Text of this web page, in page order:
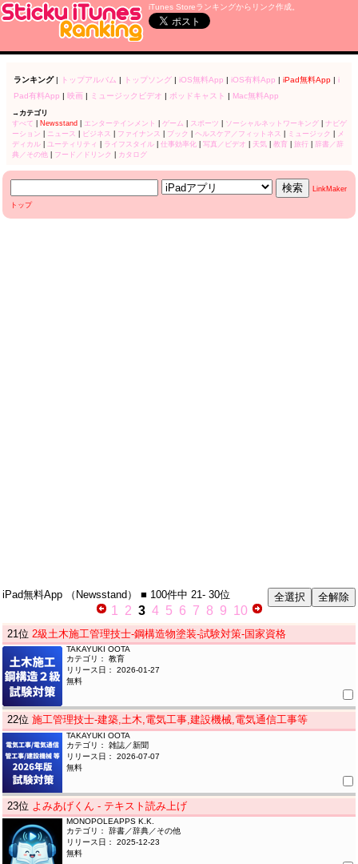
iTunes Storeランキングからリンク作成。
ランキング| トップアルバム | トップソング| iOS無料App | iOS有料App | iPad無料App| i
Pad有料App | 映画| ミュージックビデオ | ポッドキャスト | Mac無料App
→カテゴリ
すべて
Newsstand エンターテインメント ゲーム スポーツ ソーシャルネットワーキング| ナビゲ
ーション
ニュース ビジネス ファイナンス ブック ヘルスケア／フィットネス ミュージック
メ
ディカル| ユーティリティ ライフスタイル| 仕事効率化 写真／ビデオ 天気| 教育| 旅行| 辞書／辞
典／その他
フード／ドリンク カタログ
LinkMaker
トップ
iPad無料App （Newsstand） ■ 100件中 21- 30位
1 2 3 4 5 6 7 8 9 10
21位 2級土木施工管理技士-鋼構造物塗装-試験対策-国家資格
TAKAYUKI OOTA
カテゴリ： 教育
リリース日： 2026-01-27
無料
22位施工管理技士-建築,土木,電気工事,建設機械,電気通信工事等
TAKAYUKI OOTA
カテゴリ： 雑誌／新聞
リリース日： 2026-07-07
無料
23位 よみあげくん - テキスト読み上げ
MONOPOLEAPPS K.K.
カテゴリ： 辞書／辞典／その他
リリース日： 2025-12-23
無料